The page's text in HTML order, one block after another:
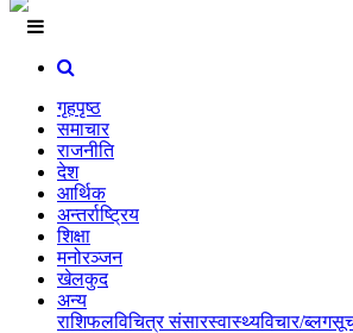
गृहपृष्ठ
समाचार
राजनीति
देश
आर्थिक
अन्तर्राष्ट्रिय
शिक्षा
मनोरञ्जन
खेलकुद
अन्य
राशिफलविचित्र संसारस्वास्थ्यविचार/ब्लग